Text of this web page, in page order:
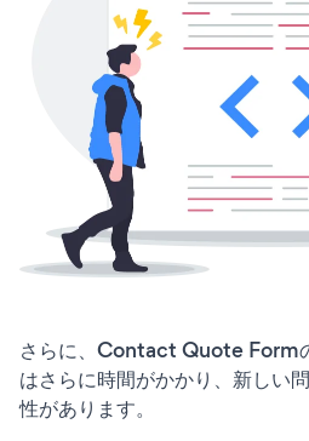
さらに、Contact Quote Form
はさらに時間がかかり、新しい
性があります。